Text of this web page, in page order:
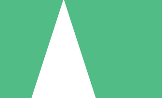
5 Descargas
15